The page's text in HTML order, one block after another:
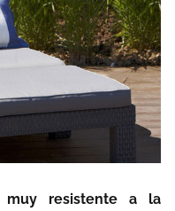
muy resistente a la